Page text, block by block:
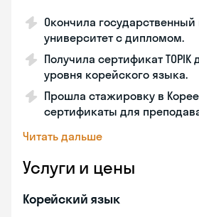
Окончила
университет с дипломом.
Получила сертификат
уровня корейского языка.
Прошла стажировку в
сертификаты для
Читать дальше
Услуги и цены
Корейский язык